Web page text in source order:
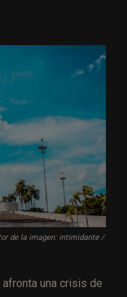
de la imagen: intimidante /
una crisis de